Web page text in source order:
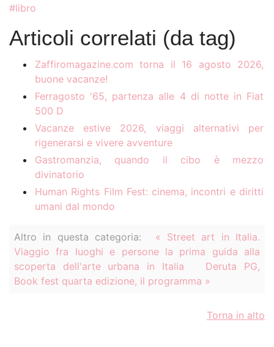
libro
Articoli correlati (da tag)
Zaffiromagazine.com torna il 16 agosto 2026,
buone vacanze!
Ferragosto '65, partenza alle 4 di notte in Fiat
500 D
Vacanze estive 2026, viaggi alternativi per
rigenerarsi e vivere avventure
Gastromanzia, quando il cibo è mezzo
divinatorio
Human Rights Film Fest: cinema, incontri e diritti
umani dal mondo
Altro in questa categoria:
« Street art in Italia.
Viaggio fra luoghi e persone la prima guida alla
scoperta dell'arte urbana in Italia
Deruta PG,
Book fest quarta edizione, il programma »
Torna in alto
30
LUG
Quando la tecnologia
insegna, chi plasma
la mente?
Dr. Sethi K.C. Nel corso del
primo quarto del XXI secolo si è
29
LUG
Sulla Piattaforma
Streeen, 'Dan Fante
An American Writer'
diretto da Flavio
Sciolè
L'opera, girata nel 2002, ha
partecipato a decine di festival
in Italia ed all'estero ed ha
vinto...